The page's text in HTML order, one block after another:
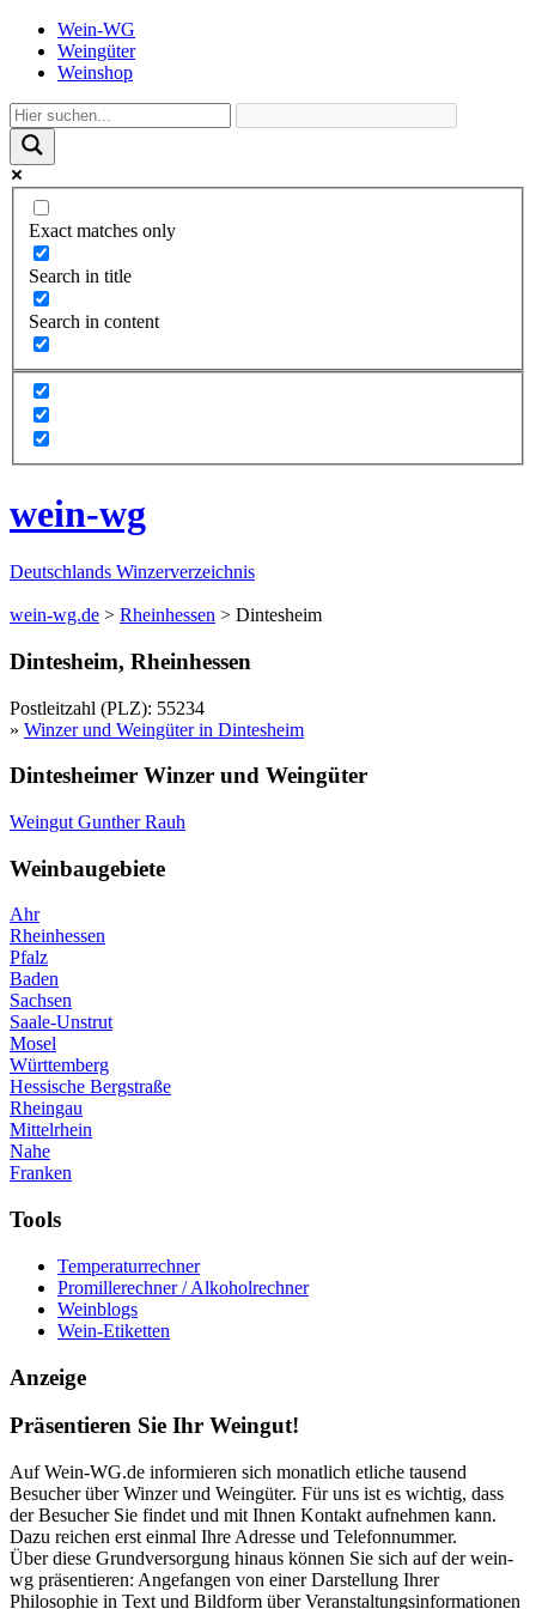
Wein-WG
Weingüter
Weinshop
Exact matches only
Search in title
Search in content
wein-wg
Deutschlands Winzerverzeichnis
wein-wg.de > Rheinhessen > Dintesheim
Dintesheim, Rheinhessen
Postleitzahl (PLZ): 55234
» Winzer und Weingüter in Dintesheim
Dintesheimer Winzer und Weingüter
Weingut Gunther Rauh
Weinbaugebiete
Ahr
Rheinhessen
Pfalz
Baden
Sachsen
Saale-Unstrut
Mosel
Württemberg
Hessische Bergstraße
Rheingau
Mittelrhein
Nahe
Franken
Tools
Temperaturrechner
Promillerechner / Alkoholrechner
Weinblogs
Wein-Etiketten
Anzeige
Präsentieren Sie Ihr Weingut!
Auf Wein-WG.de informieren sich monatlich etliche tausend
Besucher über Winzer und Weingüter. Für uns ist es wichtig, dass
der Besucher Sie findet und mit Ihnen Kontakt aufnehmen kann.
Dazu reichen erst einmal Ihre Adresse und Telefonnummer.
Über diese Grundversorgung hinaus können Sie sich auf der wein-
wg präsentieren: Angefangen von einer Darstellung Ihrer
Philosophie in Text und Bildform über Veranstaltungsinformationen